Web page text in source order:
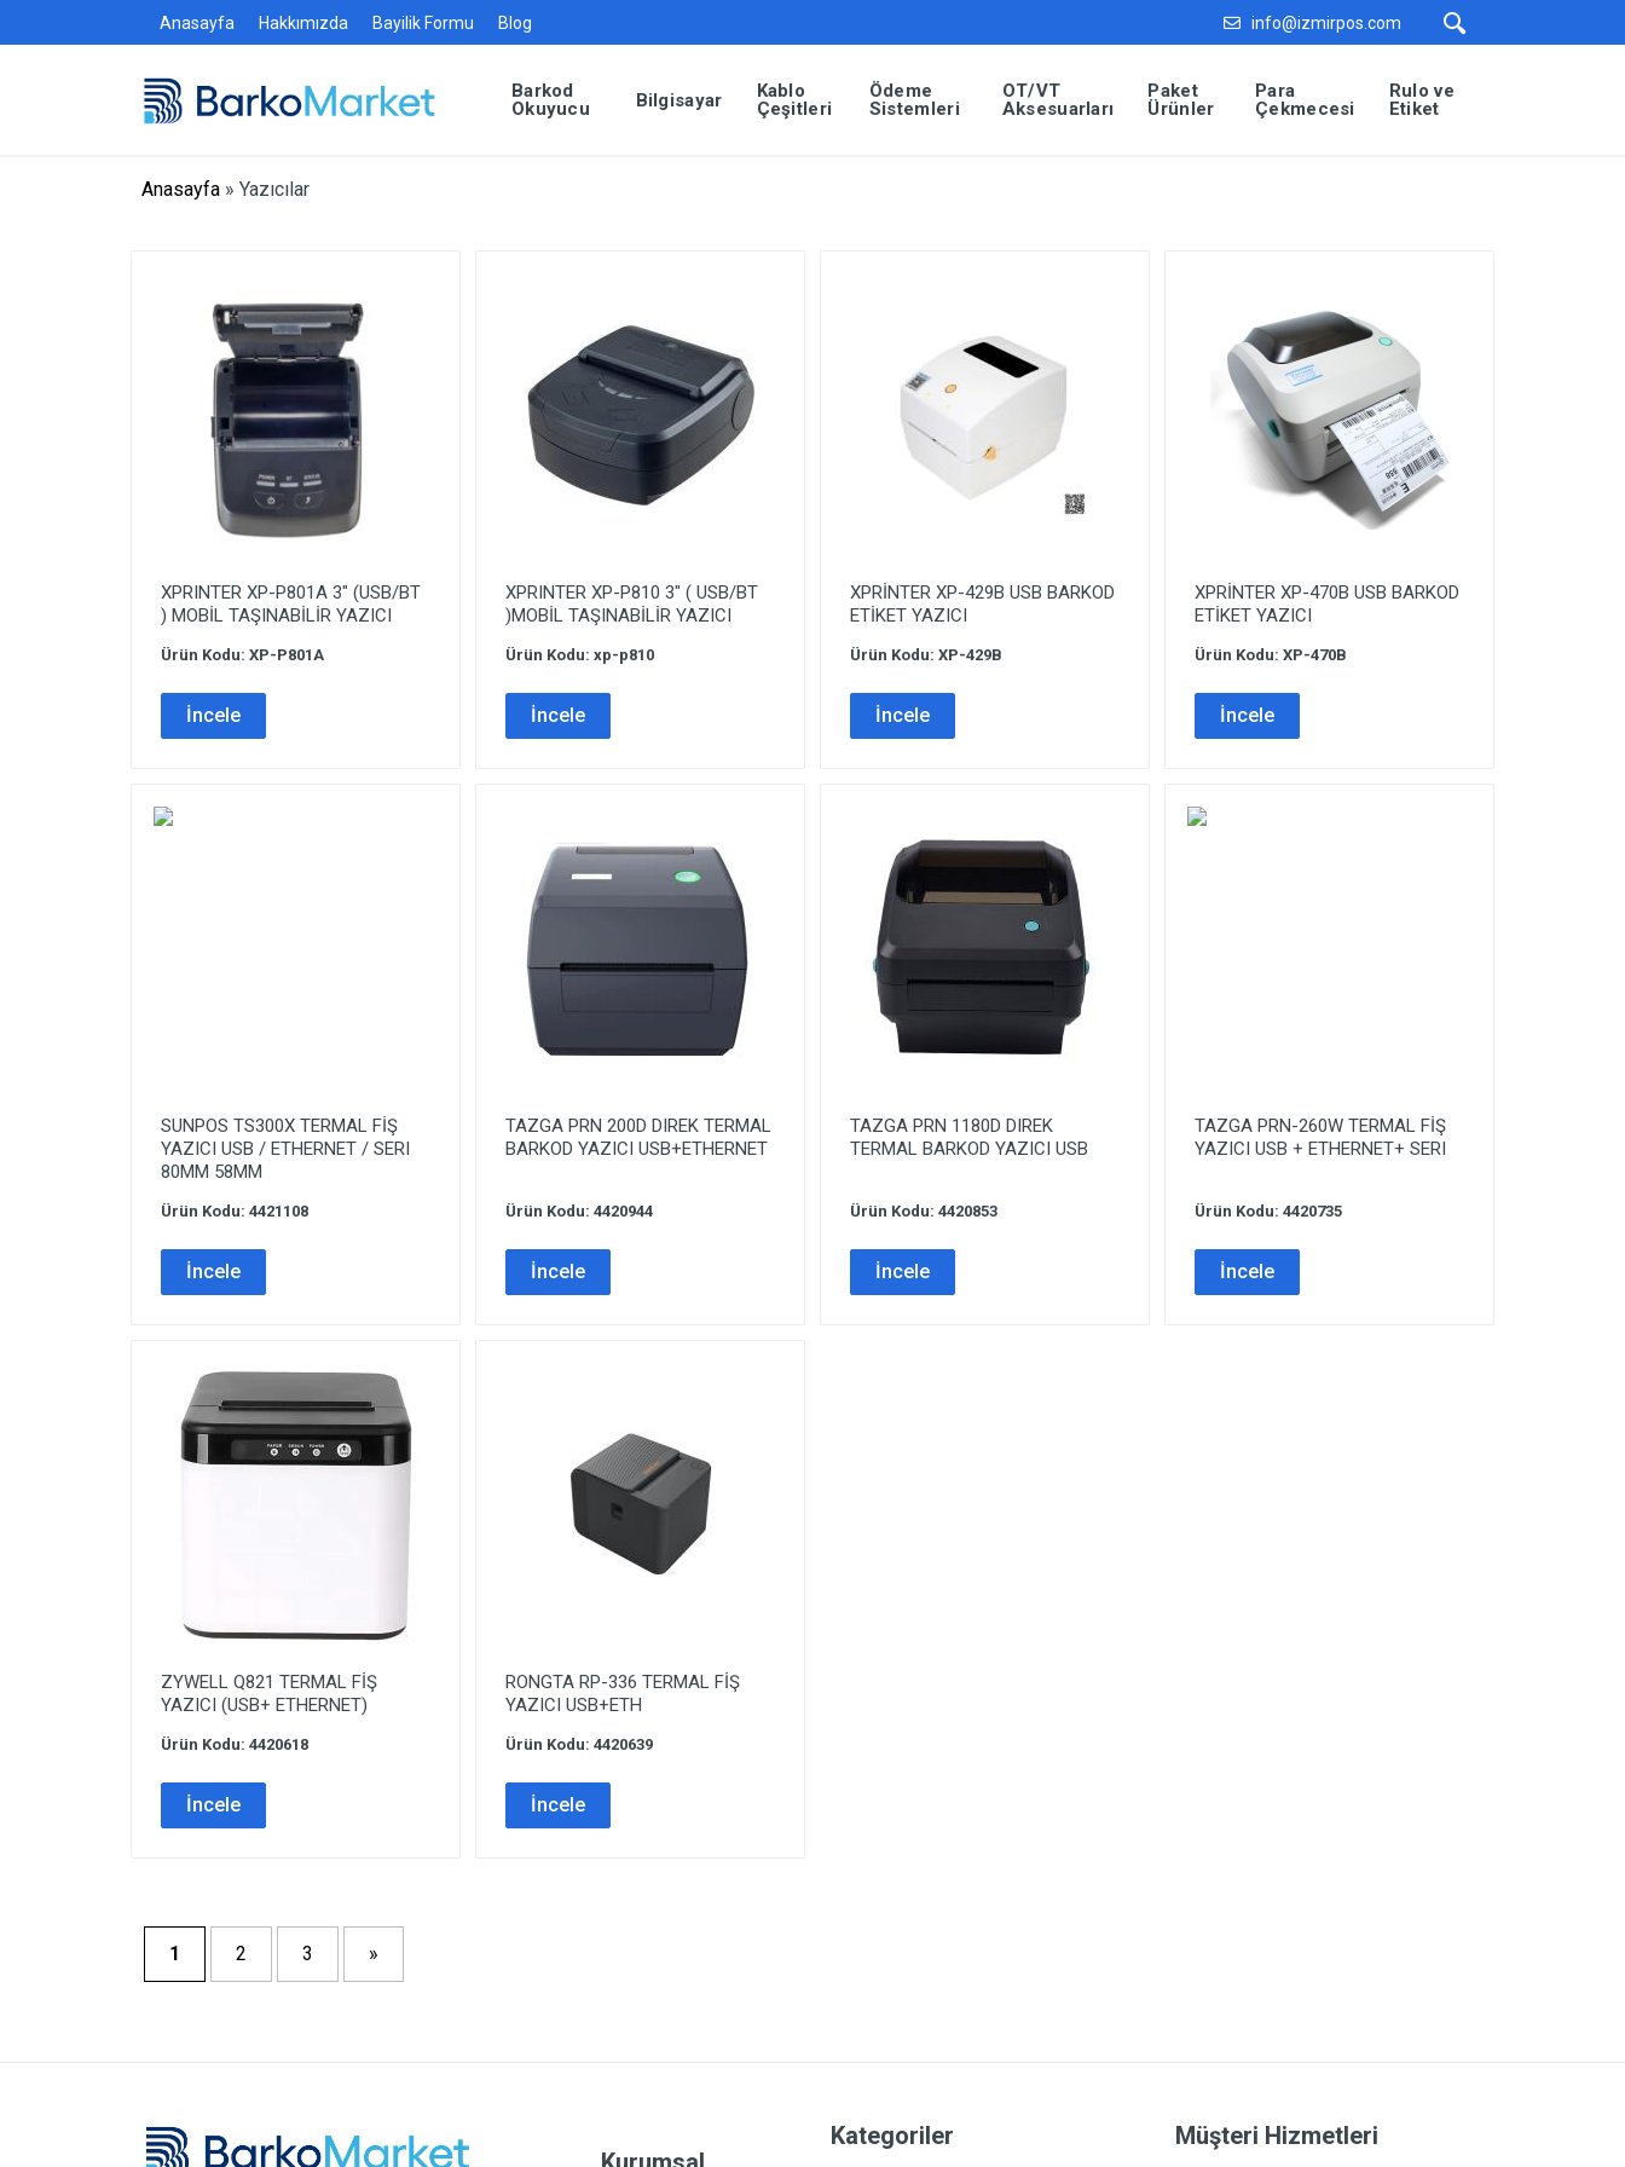
Anasayfa Hakkımızda Bayilik Formu Blog info@izmirpos.com
Barkod
Okuyucu
Bilgisayar
Kablo
Çeşitleri
Ödeme
Sistemleri
OT/VT
Aksesuarları
Paket
Ürünler
Para
Çekmecesi
Rulo ve
Etiket
Anasayfa » Yazıcılar
XPRINTER XP-P801A 3″ (USB/BT
) MOBİL TAŞINABİLİR YAZICI
Ürün Kodu: XP-P801A
İncele
XPRINTER XP-P810 3″ ( USB/BT
)MOBİL TAŞINABİLİR YAZICI
Ürün Kodu: xp-p810
İncele
XPRİNTER XP-429B USB BARKOD
ETİKET YAZICI
Ürün Kodu: XP-429B
İncele
XPRİNTER XP-470B USB BARKOD
ETİKET YAZICI
Ürün Kodu: XP-470B
İncele
SUNPOS TS300X TERMAL FİŞ
YAZICI USB / ETHERNET / SERI
80MM 58MM
Ürün Kodu: 4421108
İncele
TAZGA PRN 200D DIREK TERMAL
BARKOD YAZICI USB+ETHERNET
Ürün Kodu: 4420944
İncele
TAZGA PRN 1180D DIREK
TERMAL BARKOD YAZICI USB
Ürün Kodu: 4420853
İncele
TAZGA PRN-260W TERMAL FİŞ
YAZICI USB + ETHERNET+ SERI
Ürün Kodu: 4420735
İncele
ZYWELL Q821 TERMAL FİŞ
YAZICI (USB+ ETHERNET)
Ürün Kodu: 4420618
İncele
RONGTA RP-336 TERMAL FİŞ
YAZICI USB+ETH
Ürün Kodu: 4420639
İncele
1 2 3 »
Kategoriler Müşteri Hizmetleri